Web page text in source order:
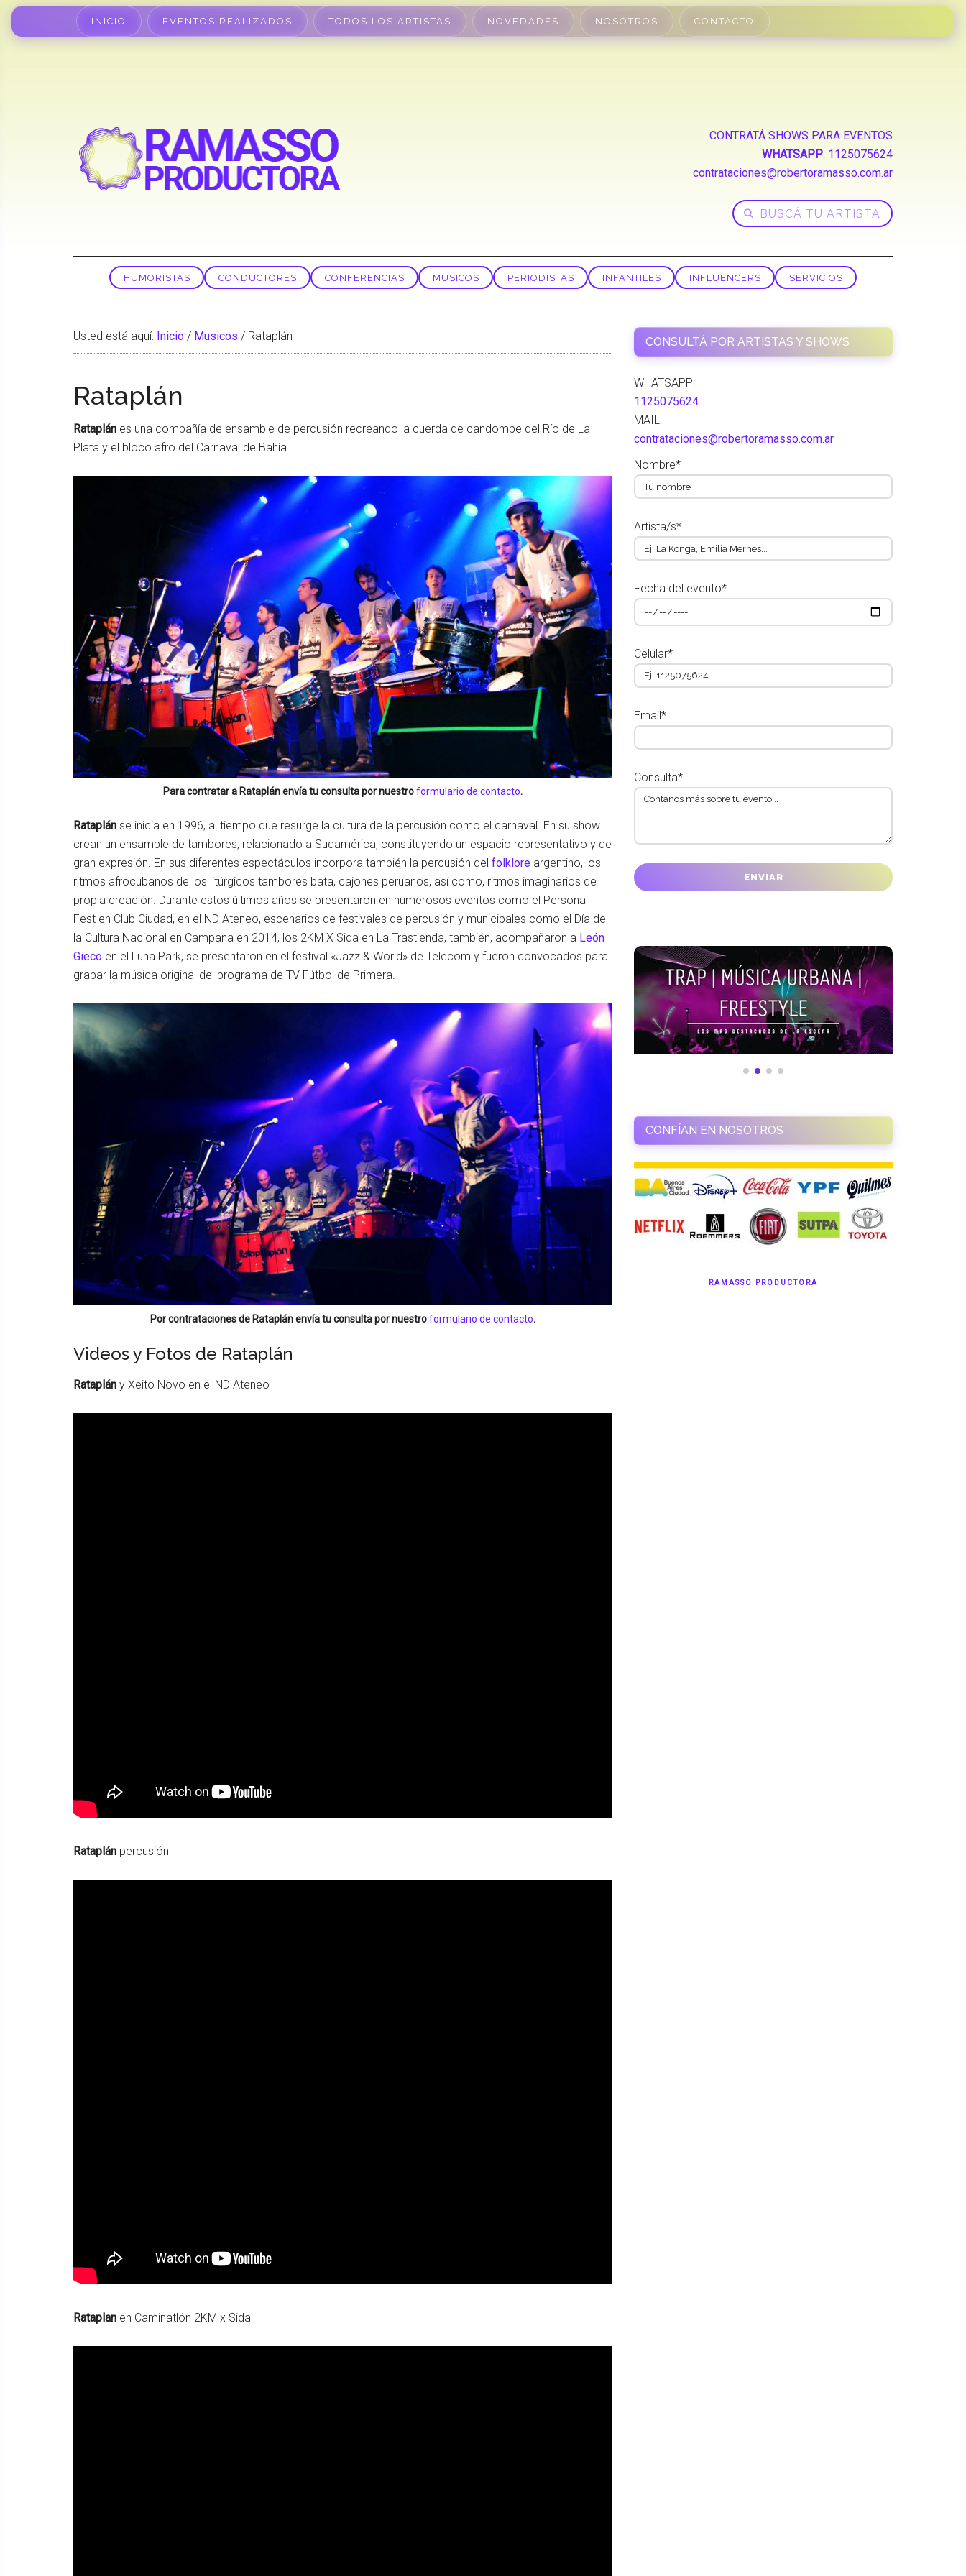
INICIO EVENTOS REALIZADOS TODOS LOS ARTISTAS NOVEDADES NOSOTROS CONTACTO
CONTRATÁ SHOWS PARA EVENTOS
WHATSAPP: 1125075624
contrataciones@robertoramasso.com.ar
HUMORISTAS CONDUCTORES CONFERENCIAS MUSICOS PERIODISTAS INFANTILES INFLUENCERS SERVICIOS
Usted está aquí: Inicio / Musicos / Rataplán
Rataplán
Rataplán es una compañía de ensamble de percusión recreando la cuerda de candombe del Río de La
Plata y el bloco afro del Carnaval de Bahía.
Para contratar a Rataplánenvía tu consulta por nuestroformulario de contacto.
Rataplán se inicia en 1996, al tiempo que resurge la cultura de la percusión como el carnaval. En su show
crean un ensamble de tambores, relacionado a Sudamérica, constituyendo un espacio representativo y de
gran expresión. En sus diferentes espectáculos incorpora también la percusión del folklore argentino, los
ritmos afrocubanos de los litúrgicos tambores bata, cajones peruanos, así como, ritmos imaginarios de
propia creación. Durante estos últimos años se presentaron en numerosos eventos como el Personal
Fest en Club Ciudad, en el ND Ateneo, escenarios de festivales de percusión y municipales como el Día de
la Cultura Nacional en Campana en 2014, los 2KM X Sida en La Trastienda, también, acompañaron a León
Gieco en el Luna Park, se presentaron en el festival «Jazz & World» de Telecom y fueron convocados para
grabar la música original del programa de TV Fútbol de Primera.
Por contrataciones de Rataplánenvía tu consulta por nuestroformulario de contacto.
Videos y Fotos de Rataplán
Rataplán y Xeito Novo en el ND Ateneo
Rataplán percusión
Rataplan en Caminatlón 2KM x Sida
CONSULTÁ POR ARTISTAS Y SHOWS
WHATSAPP:
1125075624
MAIL:
contrataciones@robertoramasso.com.ar
Nombre*
Artista/s*
Fecha del evento*
Celular*
Email*
Consulta*
CONFÍAN EN NOSOTROS
RAMASSO PRODUCTORA